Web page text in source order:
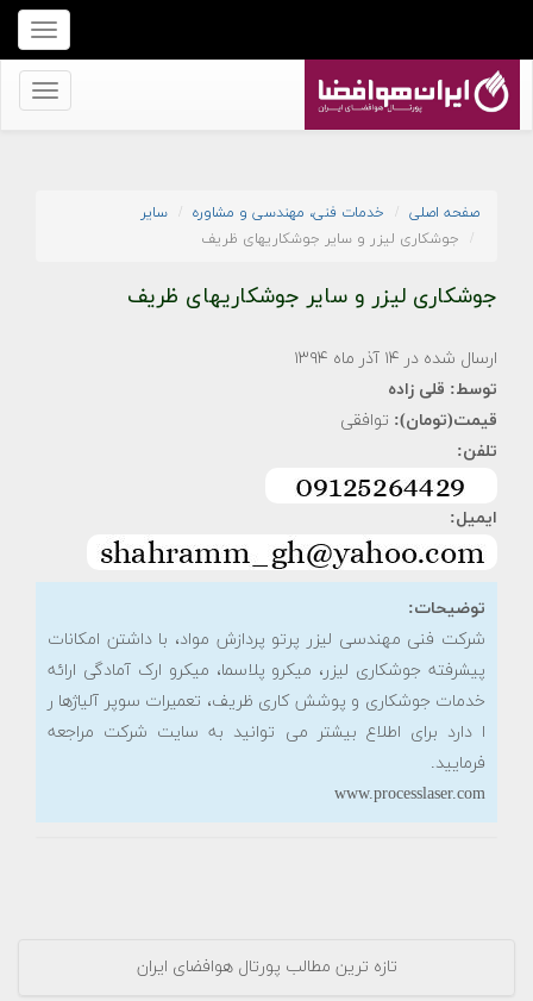
برای
نمایش
منو
برای
صفحه اصلی خدمات فنی، مهندسی و مشاوره
سایر
جوشکاری لیزر و سایر جوشکاریهای ظریف
جوشکاری لیزر و سایر جوشکاریهای ظریف
ارسال شده در ۱۴ آذر ماه ۱۳۹۴
توسط: قلی زاده
قیمت(تومان): توافقی
تلفن:
ایمیل:
توضیحات:
شرکت فنی مهندسی لیزر پرتو پردازش مواد، با داشتن امکانات
پیشرفته جوشکاری لیزر، میکرو پلاسما، میکرو ارک آمادگی ارائه
خدمات جوشکاری و پوشش کاری ظریف، تعمیرات سوپر آلیاژها ر
ا دارد برای اطلاع بیشتر می توانید به سایت شرکت مراجعه
فرمایید.
www.processlaser.com
تازه ترین مطالب پورتال هوافضای ایران